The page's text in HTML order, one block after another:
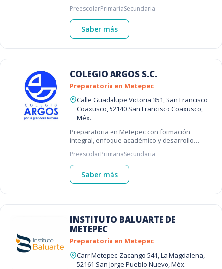
PreescolarPrimariaSecundaria
Saber más
COLEGIO ARGOS S.C.
Preparatoria en Metepec
Calle Guadalupe Victoria 351, San Francisco
Coaxusco, 52140 San Francisco Coaxusco,
Méx.
Preparatoria en Metepec con formación
integral, enfoque académico y desarrollo
PreescolarPrimariaSecundaria
Saber más
INSTITUTO BALUARTE DE
METEPEC
Preparatoria en Metepec
Carr Metepec-Zacango 541, La Magdalena,
52161 San Jorge Pueblo Nuevo, Méx.